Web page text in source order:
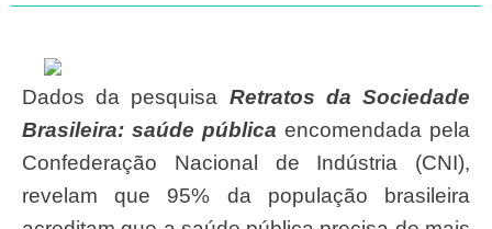
Dados da pesquisa Retratos da Sociedade
Brasileira: saúde pública encomendada pela
Confederação Nacional de Indústria (CNI),
revelam que 95% da população brasileira